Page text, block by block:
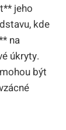
jeho
kde
na
úkryty.
být